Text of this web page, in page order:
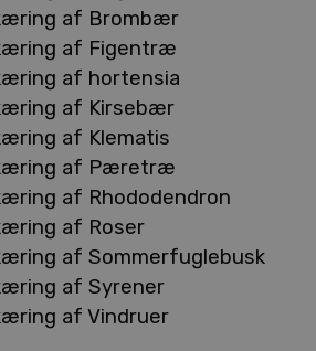
af Brombær
af Figentræ
af hortensia
af Kirsebær
af Klematis
af Pæretræ
af Rhododendron
af Roser
af Sommerfuglebusk
af Syrener
af Vindruer